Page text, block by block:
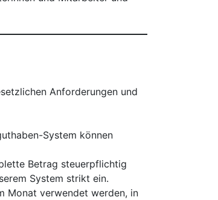
Anforderungen und
System können
Betrag steuerpflichtig
System strikt ein.
Monat verwendet werden, in